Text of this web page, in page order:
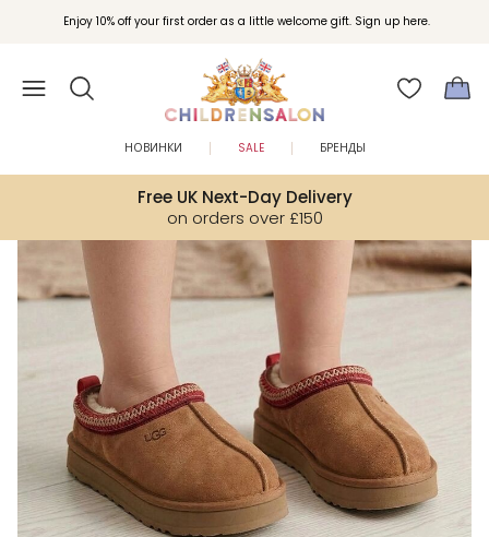
Enjoy 10% off your first order as a little welcome gift. Sign up here.
Вступайте в клуб Бонусы Childrensalon для эксклюзивных привилегий при
покупках.
Free UK Next-Day Delivery
on orders over £150
НОВИНКИ SALE БРЕНДЫ